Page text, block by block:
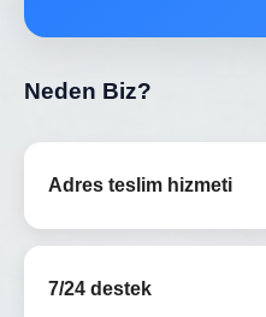
Neden Biz?
Adres teslim hizmeti
7/24 destek